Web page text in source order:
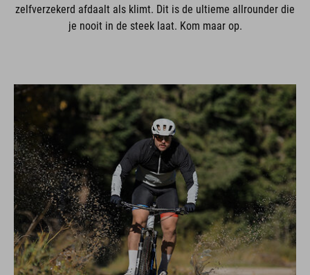
zelfverzekerd afdaalt als klimt. Dit is de ultieme allrounder die
je nooit in de steek laat. Kom maar op.